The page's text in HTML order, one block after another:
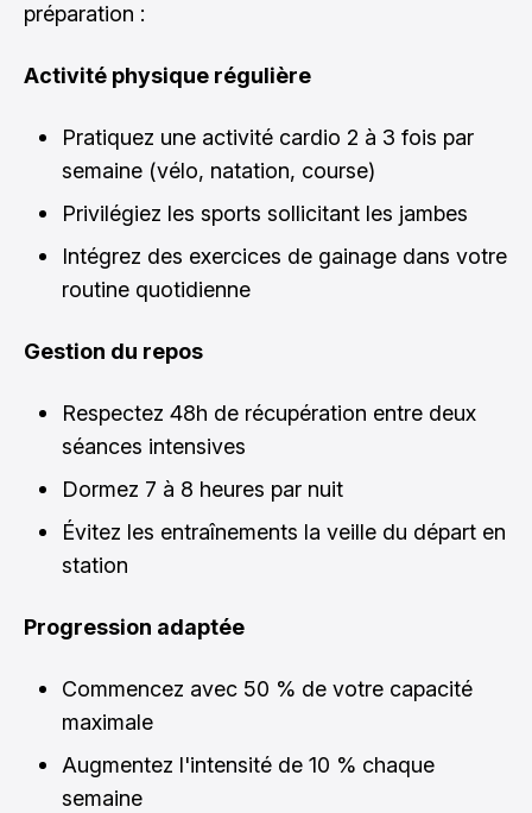
préparation :
Activité physique régulière
Pratiquez une activité cardio 2 à 3 fois par
semaine (vélo, natation, course)
Privilégiez les sports sollicitant les jambes
Intégrez des exercices de gainage dans votre
routine quotidienne
Gestion du repos
Respectez 48h de récupération entre deux
séances intensives
Dormez 7 à 8 heures par nuit
Évitez les entraînements la veille du départ en
station
Progression adaptée
Commencez avec 50 % de votre capacité
maximale
Augmentez l'intensité de 10 % chaque
semaine